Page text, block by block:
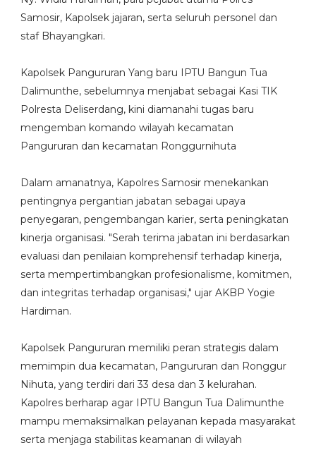
Samosir, Kapolsek jajaran, serta seluruh personel dan
staf Bhayangkari.
Kapolsek Pangururan Yang baru IPTU Bangun Tua
Dalimunthe, sebelumnya menjabat sebagai Kasi TIK
Polresta Deliserdang, kini diamanahi tugas baru
mengemban komando wilayah kecamatan
Pangururan dan kecamatan Ronggurnihuta
Dalam amanatnya, Kapolres Samosir menekankan
pentingnya pergantian jabatan sebagai upaya
penyegaran, pengembangan karier, serta peningkatan
kinerja organisasi. "Serah terima jabatan ini berdasarkan
evaluasi dan penilaian komprehensif terhadap kinerja,
serta mempertimbangkan profesionalisme, komitmen,
dan integritas terhadap organisasi," ujar AKBP Yogie
Hardiman.
Kapolsek Pangururan memiliki peran strategis dalam
memimpin dua kecamatan, Pangururan dan Ronggur
Nihuta, yang terdiri dari 33 desa dan 3 kelurahan.
Kapolres berharap agar IPTU Bangun Tua Dalimunthe
mampu memaksimalkan pelayanan kepada masyarakat
serta menjaga stabilitas keamanan di wilayah